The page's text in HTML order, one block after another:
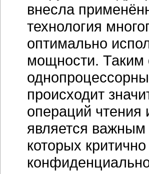
внесла
технология
оптимально
мощности. Таким
происходит
операций
является
которых